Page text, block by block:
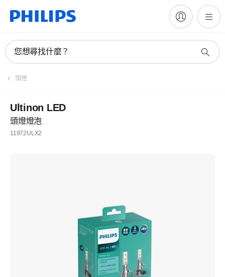
您想尋找什麼？
頭燈
Ultinon LED
頭燈燈泡
11972ULX2